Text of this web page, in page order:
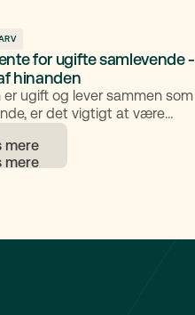
for ugifte samlevende -
hinanden
er ugift og lever sammen som
er det vigtigt at være
på, at arveretten mellem
ikke automatisk er
er arveretten primært
arveret og give
mere